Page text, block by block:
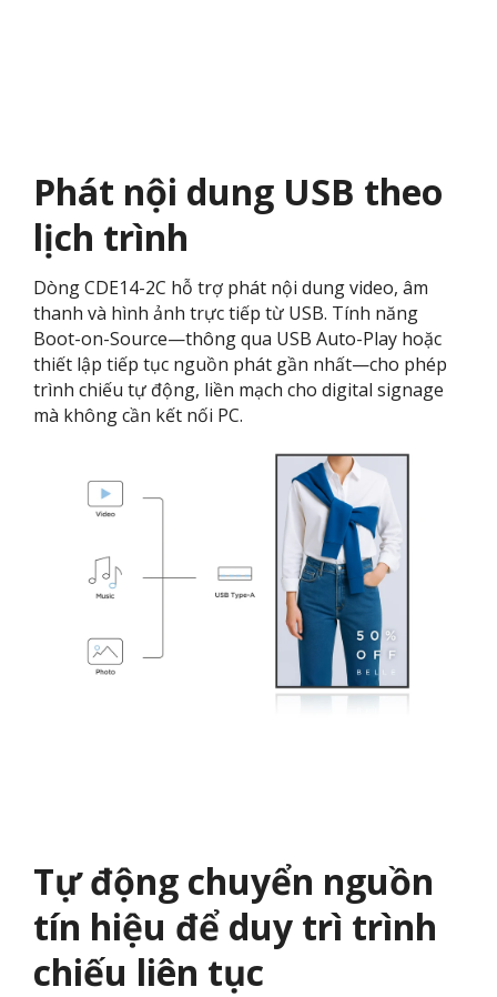
Phát nội dung USB theo
lịch trình
Dòng CDE14-2C hỗ trợ phát nội dung video, âm
thanh và hình ảnh trực tiếp từ USB. Tính năng
Boot-on-Source—thông qua USB Auto-Play hoặc
thiết lập tiếp tục nguồn phát gần nhất—cho phép
trình chiếu tự động, liền mạch cho digital signage
mà không cần kết nối PC.
Tự động chuyển nguồn
tín hiệu để duy trì trình
chiếu liên tục